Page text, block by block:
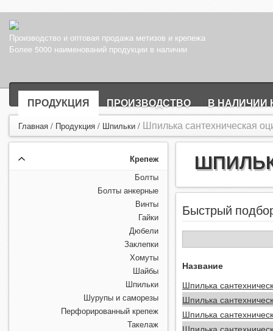
Производство и оптовая продажа метизов и крепежа
Более 5000 наименований продукции в наличии
ПРОДУКЦИЯ ПРОИЗВОДСТВО В НАЛИЧИИ
Главная / Продукция / Шпильки / Шпилька сантехническая
Крепеж
Болты
Болты анкерные
Винты
Гайки
Дюбели
Заклепки
Хомуты
Шайбы
Шпильки
Шурупы и саморезы
Перфорированный крепеж
Такелаж
Быстрый
Название
Шпилька
Шпилька
Шпилька
Шпилька